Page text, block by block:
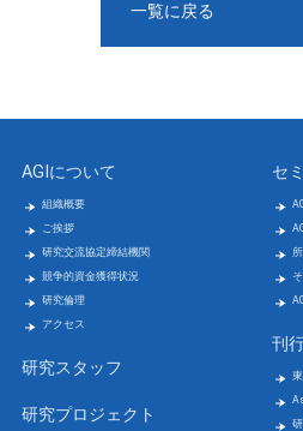
一覧に戻る
AGIについて
組織概要
ご挨拶
研究交流協定締結機関
競争的資金獲得状況
研究倫理
アクセス
研究スタッフ
研究プロジェクト
セ
刊